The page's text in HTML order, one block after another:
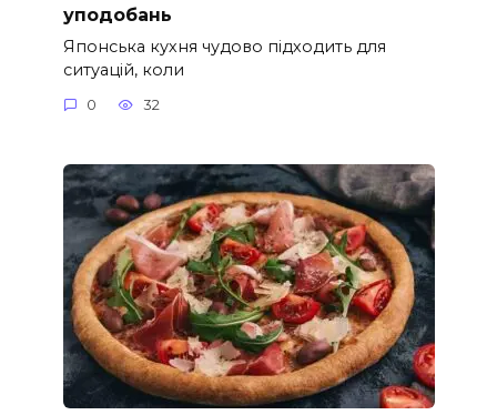
уподобань
Японська кухня чудово підходить для
ситуацій, коли
0 32